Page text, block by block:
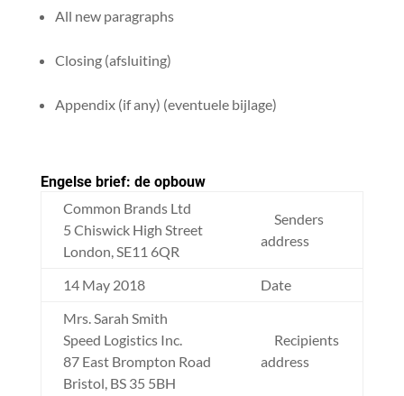
All new paragraphs
Closing (afsluiting)
Appendix (if any) (eventuele bijlage)
Engelse brief: de opbouw
Common Brands Ltd
5 Chiswick High Street
London, SE11 6QR
Senders
address
14 May 2018
Date
Mrs. Sarah Smith
Speed Logistics Inc.
87 East Brompton Road
Bristol, BS 35 5BH
Recipients
address